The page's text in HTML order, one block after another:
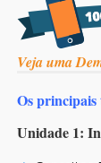
Veja uma
Os principais
Unidade 1: